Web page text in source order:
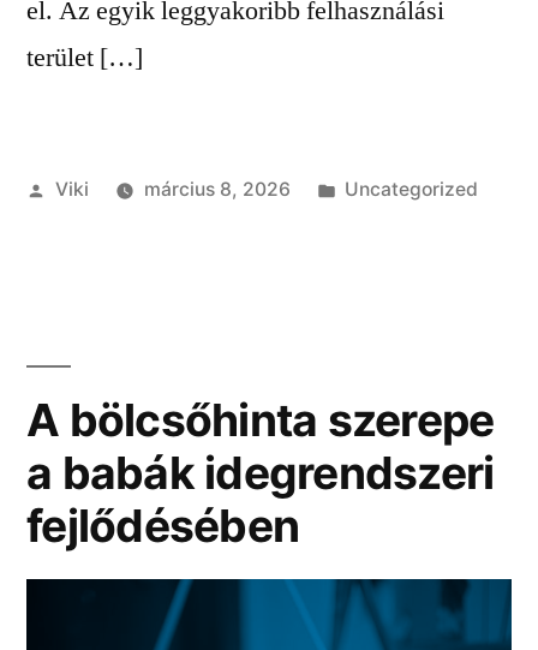
el. Az egyik leggyakoribb felhasználási
terület […]
Szerző:
Viki március 8, 2026 Kategória:
Uncategorized
A bölcsőhinta szerepe
a babák idegrendszeri
fejlődésében